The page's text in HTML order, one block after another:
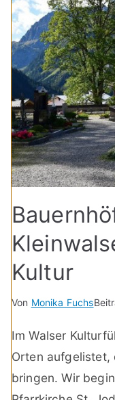
Kultur
Von Monika Fuchs
Im Walser
Orten aufgelistet,
bringen. Wir